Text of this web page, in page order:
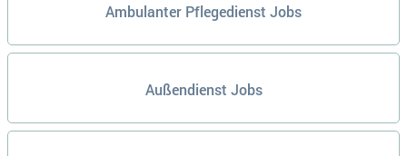
Ambulanter Pflegedienst Jobs
Außendienst Jobs